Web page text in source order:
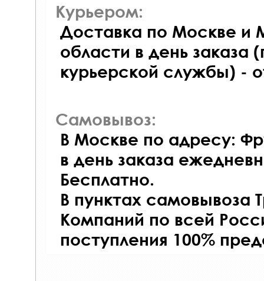
Курьером:
Доставка по Москве и
области в день заказа
курьерской службы) -
Самовывоз:
В Москве по адресу:
в день заказа
Бесплатно.
В пунктах самовывоза
Компаний по всей
поступления 100%